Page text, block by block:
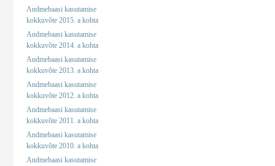
Andmebaasi kasutamise
kokkuvõte 2015. a kohta
Andmebaasi kasutamise
kokkuvõte 2014. a kohta
Andmebaasi kasutamise
kokkuvõte 2013. a kohta
Andmebaasi kasutamise
kokkuvõte 2012. a kohta
Andmebaasi kasutamise
kokkuvõte 2011. a kohta
Andmebaasi kasutamise
kokkuvõte 2010. a kohta
Andmebaasi kasutamise